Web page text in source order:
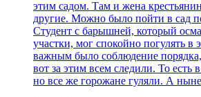
этим садом. Там и жена
другие. Можно было пойти в сад
Студент с барышней, который
участки, мог спокойно погулять в
важным было соблюдение порядка,
вот за этим всем следили. То есть
но все же горожане гуляли. А